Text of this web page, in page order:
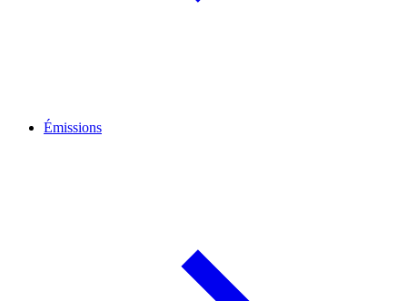
Émissions